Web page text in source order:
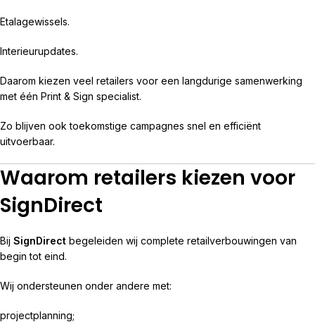
Etalagewissels.
Interieurupdates.
Daarom kiezen veel retailers voor een langdurige samenwerking
met één Print & Sign specialist.
Zo blijven ook toekomstige campagnes snel en efficiënt
uitvoerbaar.
Waarom retailers kiezen voor
SignDirect
Bij SignDirect begeleiden wij complete retailverbouwingen van
begin tot eind.
Wij ondersteunen onder andere met:
projectplanning;